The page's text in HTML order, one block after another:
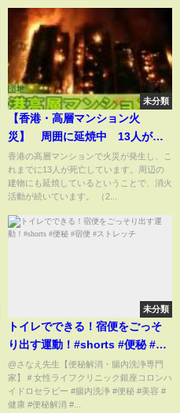
未分類
【香港・高層マンション火
災】 周囲に延焼中 13人が死
亡
香港の高層マンションで火災が発生し、こ
れまでに13人が死亡しています。周辺の
建物にも延焼しているということで、消火
活動が続いています。 （2...
未分類
トイレでできる！宿便をごっそ
り出す運動！#shorts #便秘 #宿
便 #ストレッチ
@さなえ先生【便秘解消・腸内洗浄専門
家】＃女性ライフクリニック銀座コロンハ
イドロセラピー #腸内洗浄 #便秘 #美容 #
健康 #便秘解消 #...